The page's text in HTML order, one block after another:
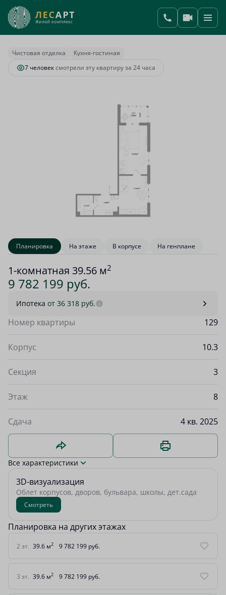
1-комнатная39.56 м 9 782 199 руб.
Ипотека от 36 318 руб.
Чистовая отделка
Кухня-гостиная
7 человексмотрели эту квартиру за 24 часа
Планировка На этаже В корпусе На генплане
1-комнатная 39.56 м2
9 782 199 руб.
Ипотека от 36 318 руб.
Номер квартиры 129
Корпус 10.3
Секция 3
Этаж 8
Сдача 4 кв. 2025
Все характеристики
3D-визуализация
Облет корпусов, дворов, бульвара, школы, дет.сада
Смотреть
Планировка на других этажах
2 эт. 39.6 м2 9 782 199 руб.
3 эт. 39.6 м2 9 782 199 руб.